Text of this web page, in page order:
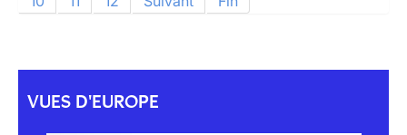
VUES D'EUROPE